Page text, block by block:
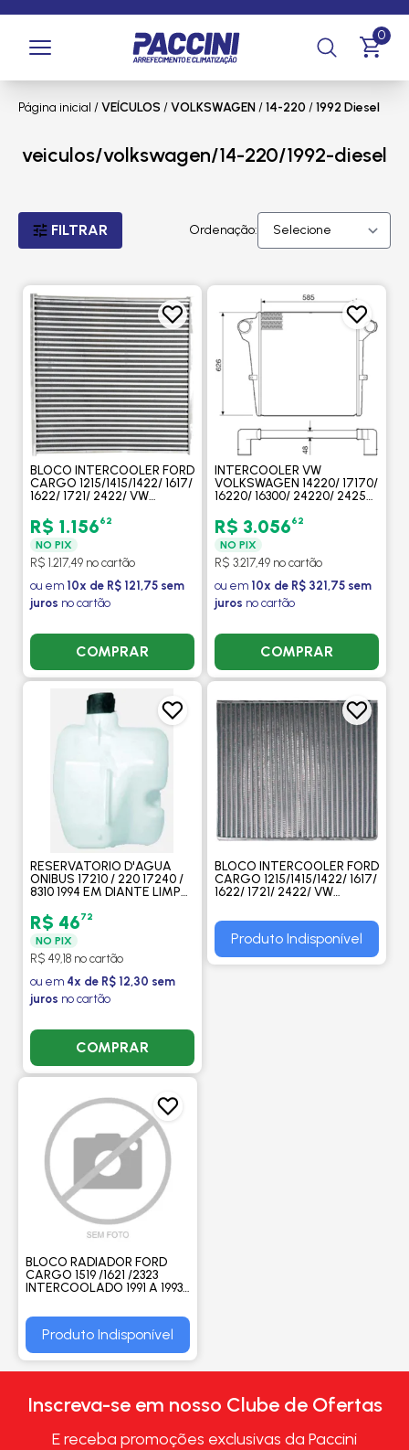
0
Página inicial /VEÍCULOS /VOLKSWAGEN/14-220/1992 Diesel
veiculos/volkswagen/14-220/1992-diesel
FILTRAR Ordenação:
BLOCO INTERCOOLER FORD
CARGO 1215/1415/1422/ 1617/
1622/ 1721/ 2422/ VW
16220 - PROCOOLER
R$ 1.15662
NO PIX
R$ 1.217,49 no cartão
ou em 10x de R$ 121,75 sem
juros no cartão
COMPRAR
INTERCOOLER VW
VOLKSWAGEN 14220/ 17170/
16220/ 16300/ 24220/ 24250/
1422/ 1617/ 1622/ 1721/ 2422 -
VISCONDE
R$ 3.05662
NO PIX
R$ 3.217,49 no cartão
ou em 10x de R$ 321,75 sem
juros no cartão
COMPRAR
RESERVATORIO D'AGUA
ONIBUS 17210 / 220 17240 /
8310 1994 EM DIANTE LIMP
R$ 4672
NO PIX
R$ 49,18 no cartão
ou em 4x de R$ 12,30 sem
juros no cartão
COMPRAR
BLOCO INTERCOOLER FORD
CARGO 1215/1415/1422/ 1617/
1622/ 1721/ 2422/ VW
16220 - M. MARELLI
Produto Indisponível
BLOCO RADIADOR FORD
CARGO 1519 /1621 /2323
INTERCOOLADO 1991 A 1993 /
16-220 / 24-220 1991 A 1993 -
VISCONDE
Produto Indisponível
Inscreva-se em nosso Clube de Ofertas
E receba promoções exclusivas da Paccini